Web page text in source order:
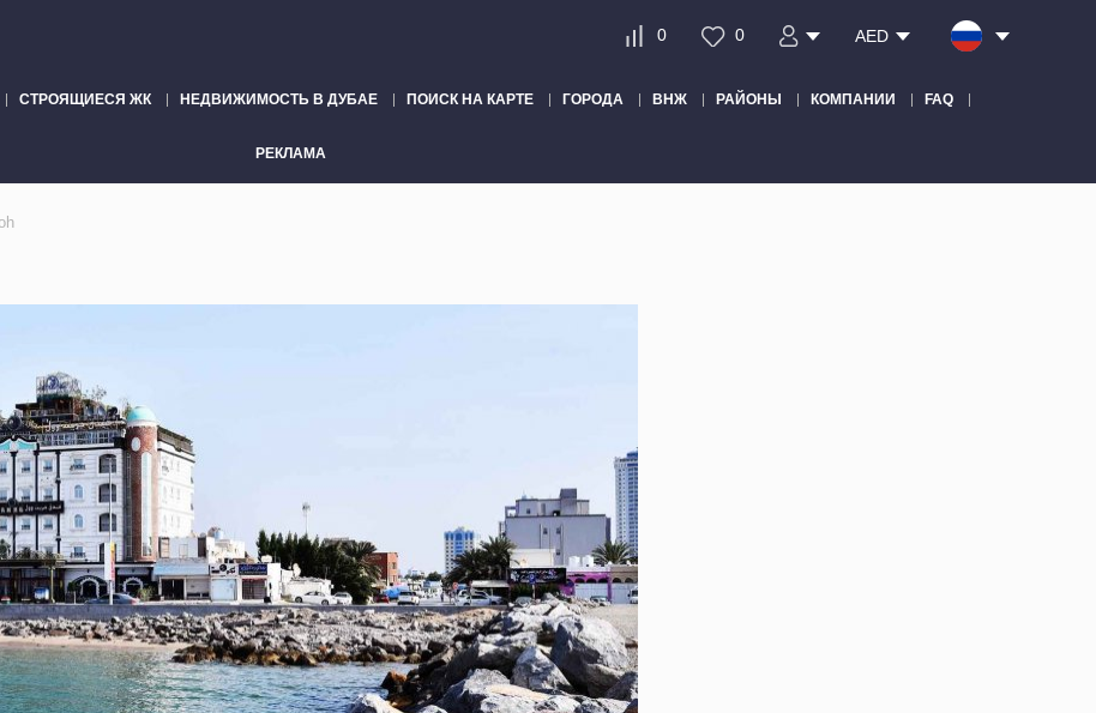
0 0 AED
СТРОЯЩИЕСЯ ЖК НЕДВИЖИМОСТЬ В ДУБАЕ ПОИСК НА КАРТЕ ГОРОДА ВНЖ РАЙОНЫ КОМПАНИИ FAQ
РЕКЛАМА